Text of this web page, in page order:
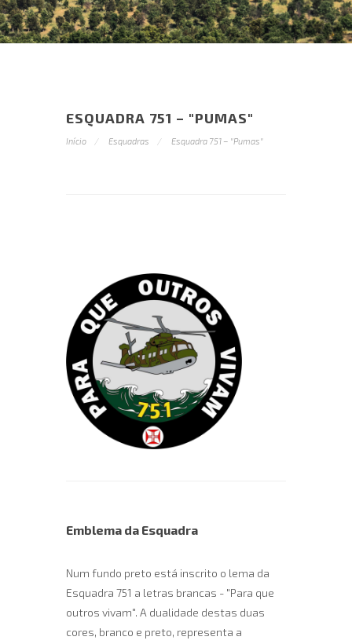
ESQUADRA 751 – "PUMAS"
Início Esquadras Esquadra 751 – "Pumas"
Emblema da Esquadra
Num fundo preto está inscrito o lema da
Esquadra 751 a letras brancas - "Para que
outros vivam". A dualidade destas duas
cores, branco e preto, representa a